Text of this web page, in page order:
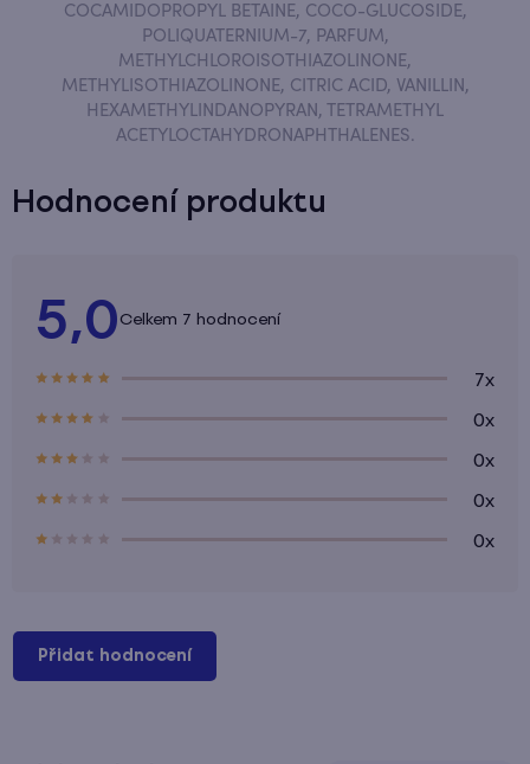
COCAMIDOPROPYL BETAINE, COCO-GLUCOSIDE,
POLIQUATERNIUM-7, PARFUM,
METHYLCHLOROISOTHIAZOLINONE,
METHYLISOTHIAZOLINONE, CITRIC ACID, VANILLIN,
HEXAMETHYLINDANOPYRAN, TETRAMETHYL
ACETYLOCTAHYDRONAPHTHALENES.
Hodnocení produktu
5,0Průměrné
hodnocení
5
7 hodnocení
7x
0x
0x
0x
0x
Přidat hodnocení